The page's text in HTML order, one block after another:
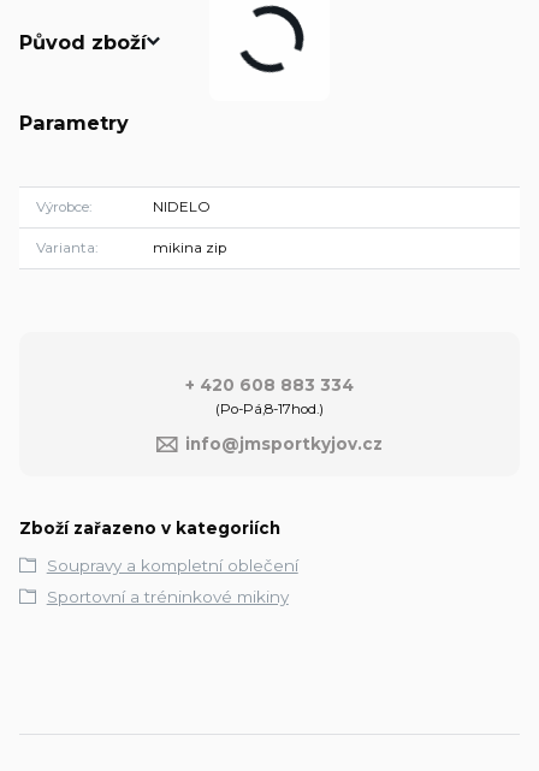
Původ zboží
Parametry
Výrobce NIDELO
Varianta mikina zip
+ 420 608 883 334
(Po-Pá,8-17hod.)
info@jmsportkyjov.cz
Zboží zařazeno v kategoriích
Soupravy a kompletní oblečení
Sportovní a tréninkové mikiny